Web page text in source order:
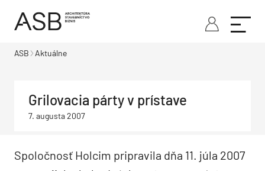
ASB Aktuálne
Grilovacia párty v prístave
7. augusta 2007
Spoločnosť Holcim pripravila dňa 11. júla 2007